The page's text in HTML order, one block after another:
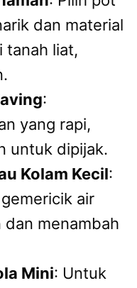
dan material
tanah liat,
:
yang rapi,
untuk dipijak.
Kolam Kecil:
air
menambah
Mini: Untuk